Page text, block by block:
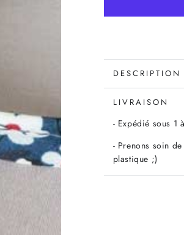
de
Mitsi
bleu
de
bleu
DESCRIPTION
LIVRAISON
- Expédié sous 1
- Prenons soin
plastique ;)